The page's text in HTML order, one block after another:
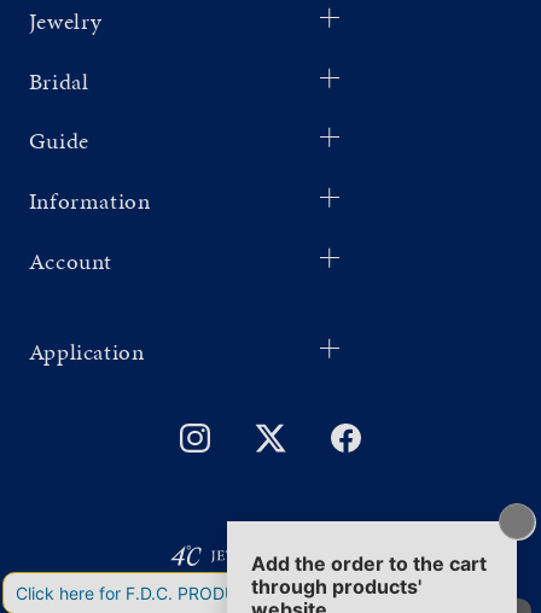
Jewelry
Bridal
Guide
Information
Account
Application